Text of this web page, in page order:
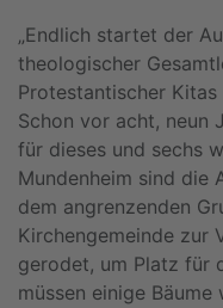
„Endlich startet der
theologischer
Protestantischer
Schon vor acht, neun
für dieses und sechs
Mundenheim sind die
dem angrenzenden
Kirchengemeinde zur
gerodet, um Platz für
müssen einige